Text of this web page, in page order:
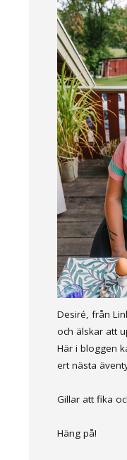
Desiré, från
och älskar att
Här i bloggen
ert nästa
Gillar att fika
Häng på!